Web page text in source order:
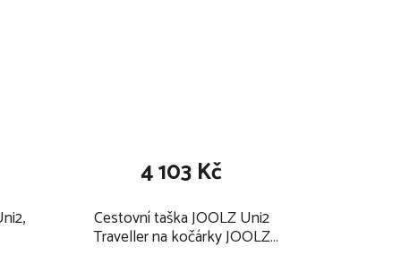
Cestovní taška JOOLZ Uni2
Traveller na kočárky JOOLZ
4 103 Kč